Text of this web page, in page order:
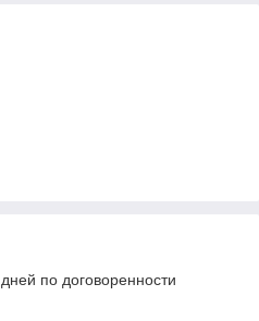
по договоренности